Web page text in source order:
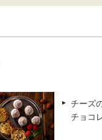
チーズ
チョコ